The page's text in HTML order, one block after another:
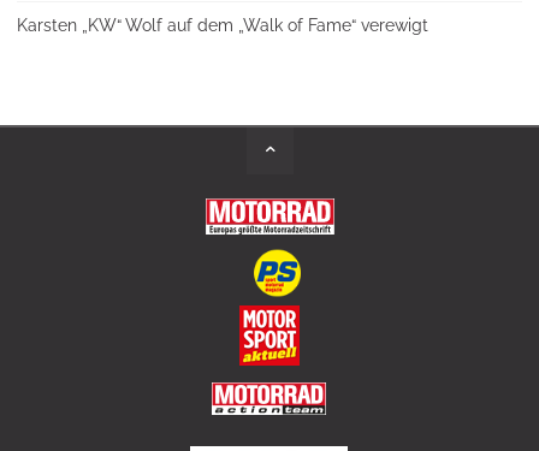
Karsten „KW“ Wolf auf dem „Walk of Fame“ verewigt
Back